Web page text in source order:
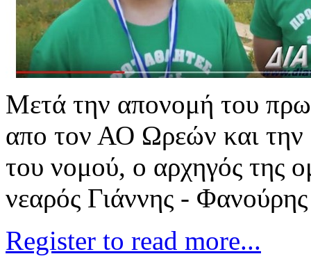
Μετά την απονομή του
απο τον ΑΟ Ωρεών και την
του νομού, ο αρχηγός της
νεαρός Γιάννης -
Register to read more...